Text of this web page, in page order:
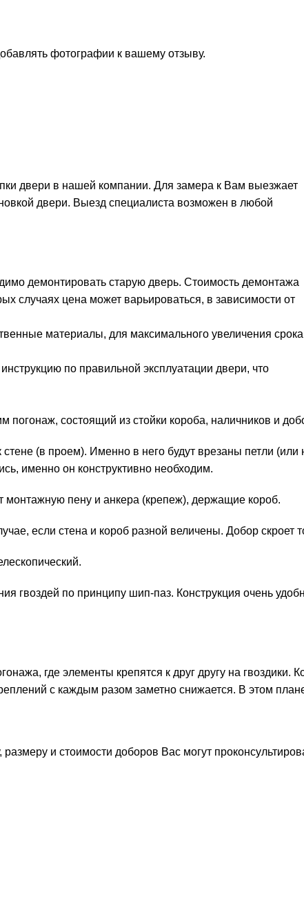
фотографии к вашему отзыву.
двери в нашей компании. Для замера к Вам выезжает
двери. Выезд специалиста возможен в любой
демонтировать старую дверь. Стоимость демонтажа
случаях цена может варьироваться, в зависимости от
материалы, для максимального увеличения срока
по правильной эксплуатации двери, что
При установке межкомнатной двери Вам будет необходим погонаж, состоящий из стойки короба,
стене (в проем). Именно в него будут врезаны петли
именно он конструктивно необходим.
который прикрывает монтажную пену и анкера (крепеж), держащие короб.
если стена и короб разной величены. Добор скроет
гвоздей по принципу шип-паз. Конструкция очень
где элементы крепятся к друг другу на
с каждым разом заметно снижается. В этом
и стоимости доборов Вас могут